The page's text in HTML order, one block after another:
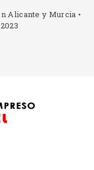
Alicante y Murcia •